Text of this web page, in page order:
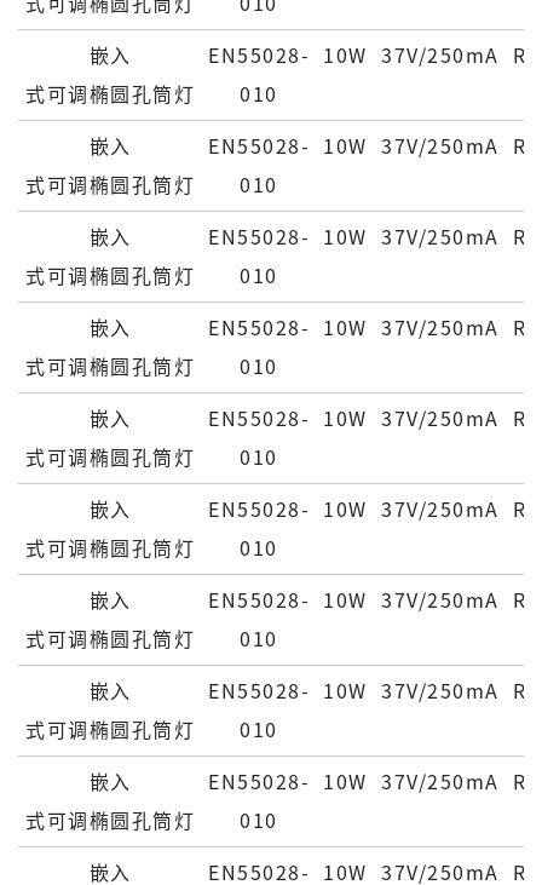
嵌⼊
式可调椭圆孔筒灯
EN55028-
010
10W 37V/250mA
嵌⼊
式可调椭圆孔筒灯
EN55028-
010
10W 37V/250mA
嵌⼊
式可调椭圆孔筒灯
EN55028-
010
10W 37V/250mA
嵌⼊
式可调椭圆孔筒灯
EN55028-
010
10W 37V/250mA
嵌⼊
式可调椭圆孔筒灯
EN55028-
010
10W 37V/250mA
嵌⼊
式可调椭圆孔筒灯
EN55028-
010
10W 37V/250mA
嵌⼊
式可调椭圆孔筒灯
EN55028-
010
10W 37V/250mA
嵌⼊
式可调椭圆孔筒灯
EN55028-
010
10W 37V/250mA
嵌⼊
式可调椭圆孔筒灯
EN55028-
010
10W 37V/250mA
嵌⼊
EN55028-
10W 37V/250mA